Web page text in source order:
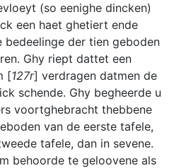
(so eenighe dincken)
een haet ghetiert ende
der tien geboden
Ghy riept dattet een
[127r] verdragen datmen de
schende. Ghy begheerde u
voortghebracht thebbene
van de eerste tafele,
tafele, dan in sevene.
behoorde te geloovene als